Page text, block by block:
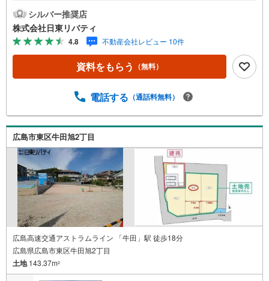
広告に載っていない物件もご紹介できます。広島市内はも
ちろん廿日市から呉・東広島まで6000物件の豊富な情報
量!!「実際に自分自身が住む家を見て納得して買いたい」広
告では分かり難い物件の長所や短所を現地でご確認できま
す。お気軽にお問い合わせ下さい。TV電話やLINE等でオン
ライン案内も可能です。お気軽にお申し付け下さい。「住
くのお客様に信頼と信用を頂き、広島県下でも有数の不動
心」これからもこの精神を大切に、お客様へのサポートを
させて頂きます。株式会社日東リバティ〒732-0818広島市
南区段原日出2丁目2-22-2F
シルバー推奨店
株式会社日東リバティ
4.8 不動産会社レビュー 10件
資料をもらう （無料）
電話する （通話料無料）
広島市東区牛田旭2丁目
広島高速交通アストラムライン 「牛田」駅 徒歩18分
広島県広島市東区牛田旭2丁目
土地143.37m2